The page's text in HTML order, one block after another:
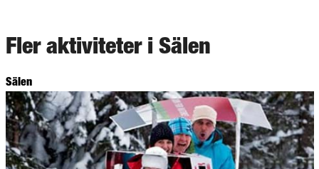
Fler aktiviteter i Sälen
Sälen